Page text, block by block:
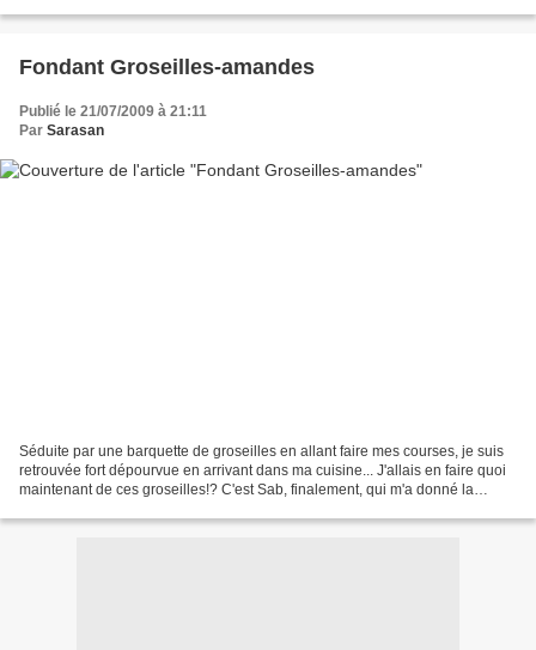
Fondant Groseilles-amandes
Publié le 21/07/2009 à 21:11
Par Sarasan
Séduite par une barquette de groseilles en allant faire mes courses, je suis
retrouvée fort dépourvue en arrivant dans ma cuisine... J'allais en faire quoi
maintenant de ces groseilles!? C'est Sab, finalement, qui m'a donné la